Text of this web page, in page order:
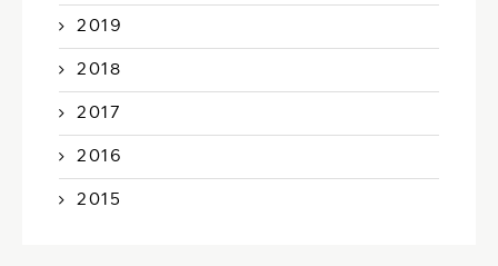
2019
2018
2017
2016
2015